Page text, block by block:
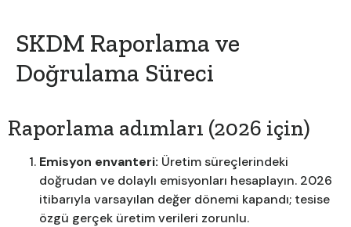
SKDM Raporlama ve
Doğrulama Süreci
Raporlama adımları (2026 için)
Emisyon envanteri: Üretim süreçlerindeki
doğrudan ve dolaylı emisyonları hesaplayın. 2026
itibarıyla varsayılan değer dönemi kapandı; tesise
özgü gerçek üretim verileri zorunlu.